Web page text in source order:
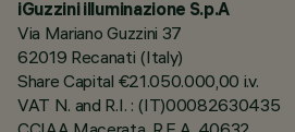
iGuzzini illuminazione S.p.A
Via Mariano Guzzini 37
62019 Recanati (Italy)
Share Capital €21.050.000,00 i.v.
VAT N. and R.I. : (IT)00082630435